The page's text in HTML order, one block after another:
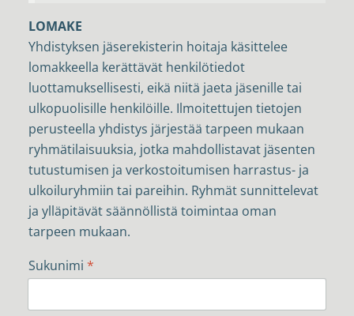
LOMAKE
Yhdistyksen jäserekisterin hoitaja käsittelee
lomakkeella kerättävät henkilötiedot
luottamuksellisesti, eikä niitä jaeta jäsenille tai
ulkopuolisille henkilöille. Ilmoitettujen tietojen
perusteella yhdistys järjestää tarpeen mukaan
ryhmätilaisuuksia, jotka mahdollistavat jäsenten
tutustumisen ja verkostoitumisen harrastus- ja
ulkoiluryhmiin tai pareihin. Ryhmät sunnittelevat
ja ylläpitävät säännöllistä toimintaa oman
tarpeen mukaan.
Sukunimi *